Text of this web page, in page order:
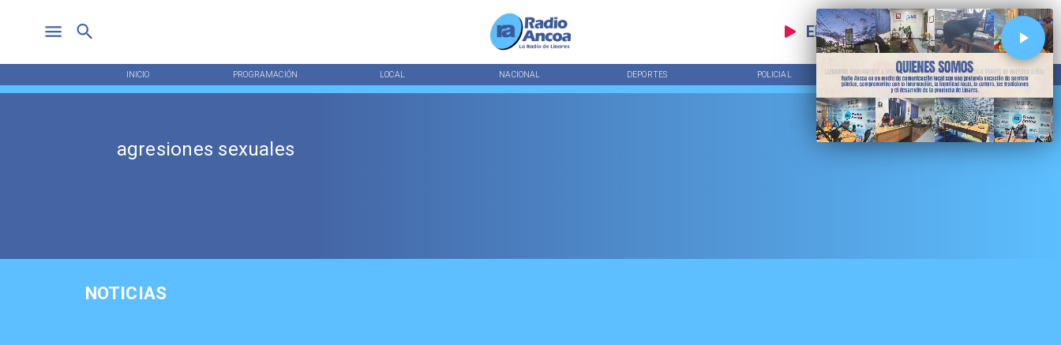
EN VIVO
INICIO PROGRAMACIÓN LOCAL NACIONAL DEPORTES POLICIAL TENDENCIAS
agresiones sexuales
NOTICIAS